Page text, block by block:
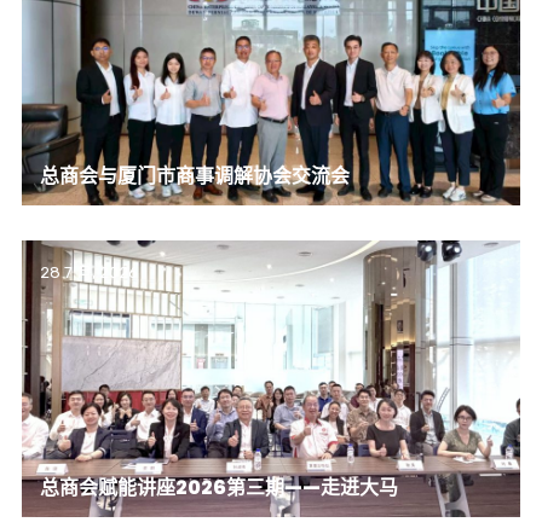
总商会与厦门市商事调解协会交流会
28 7 月, 2026
总商会赋能讲座2026第三期——走进大马